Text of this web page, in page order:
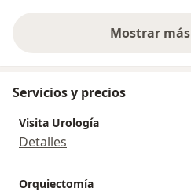
Mostrar
Servicios y precios
Visita Urología
Detalles
Orquiectomía